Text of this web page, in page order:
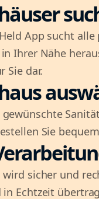
App sucht alle
Ihrer Nähe
Sie dar.
gewünschte
Sie
sicher und
Echtzeit